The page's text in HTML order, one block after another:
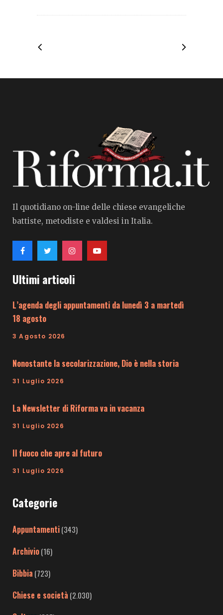
Il quotidiano on-line delle chiese evangeliche
battiste, metodiste e valdesi in Italia.
Ultimi articoli
L’agenda degli appuntamenti da lunedì 3 a martedì
18 agosto
3 Agosto 2026
Nonostante la secolarizzazione, Dio è nella storia
31 Luglio 2026
La Newsletter di Riforma va in vacanza
31 Luglio 2026
Il fuoco che apre al futuro
31 Luglio 2026
Categorie
Appuntamenti(343)
Archivio(16)
Bibbia (723)
Chiese e società (2.030)